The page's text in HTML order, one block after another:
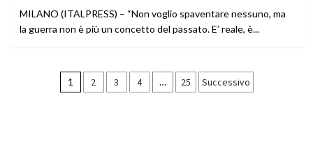
MILANO (ITALPRESS) – “Non voglio spaventare nessuno, ma
la guerra non è più un concetto del passato. E’ reale, è...
Paginazione
1 2 3 4 … 25 Successivo